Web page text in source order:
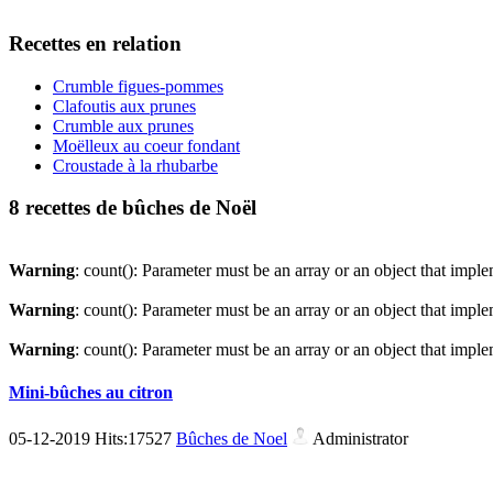
Recettes en relation
Crumble figues-pommes
Clafoutis aux prunes
Crumble aux prunes
Moëlleux au coeur fondant
Croustade à la rhubarbe
8 recettes de bûches de Noël
Warning: count(): Parameter must be an array or an object that
Warning: count(): Parameter must be an array or an object that
Warning: count(): Parameter must be an array or an object that
Mini-bûches au citron
05-12-2019 Hits:17527 Bûches de Noel Administrator